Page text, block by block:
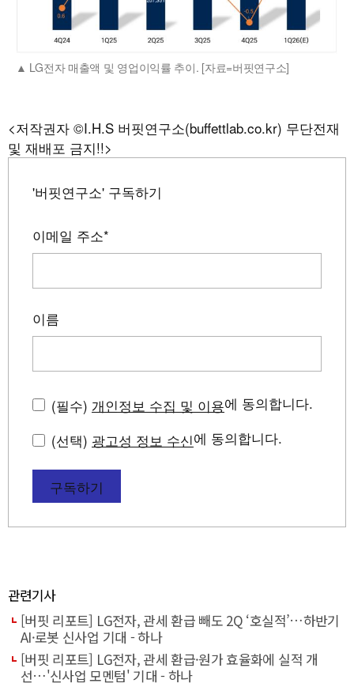
LG전자 매출액 및 영업이익률 추이. [자료=버핏연구소]
<저작권자 ©I.H.S 버핏연구소(buffettlab.co.kr) 무단전재
및 재배포 금지!!>
'버핏연구소' 구독하기
이메일 주소*
이름
(필수) 개인정보 수집 및 이용에 동의합니다.
(선택) 광고성 정보 수신에 동의합니다.
구독하기
관련기사
[버핏 리포트] LG전자, 관세 환급 빼도 2Q ‘호실적’…하반기
AI·로봇 신사업 기대 - 하나
[버핏 리포트] LG전자, 관세 환급·원가 효율화에 실적 개
선…'신사업 모멘텀' 기대 - 하나